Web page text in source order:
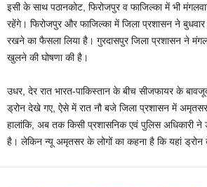
इसी के साथ पठानकोट, फिरोजपुर व फाजिल्का में भी
रहेंगे। फिरोजपुर और फाजिल्का में जिला प्रशासन ने
रखने का फैसला लिया है। गुरदासपुर जिला प्रशासन ने
खुलने की घोषणा की है।
उधर, देर रात भारत-पाकिस्तान के बीच सीजफायर के
ड्रोन देखे गए, ऐसे में रात नौ बजे जिला प्रशासन में
हालांकि, अब तक किसी प्रशासनिक एवं पुलिस अधिकारी ने
है। लेकिन न्यू अमृतसर के लोगों का कहना है कि यहां ड्रोन